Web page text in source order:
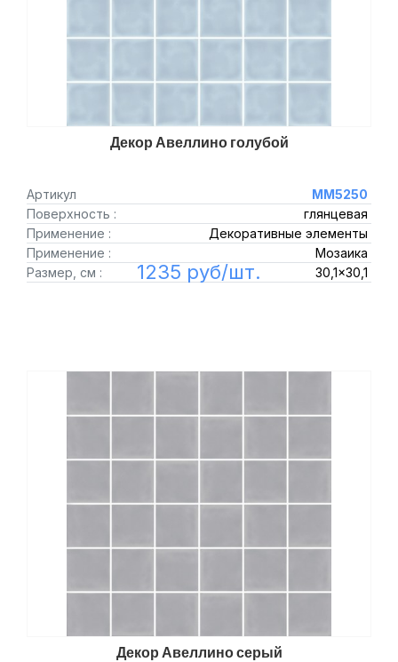
Декор Авеллино голубой
Артикул
MM5250
Поверхность :
глянцевая
Применение :
Декоративные элементы
Применение :
Мозаика
Размер, см :
30,1x30,1
1235 руб/шт.
Декор Авеллино серый